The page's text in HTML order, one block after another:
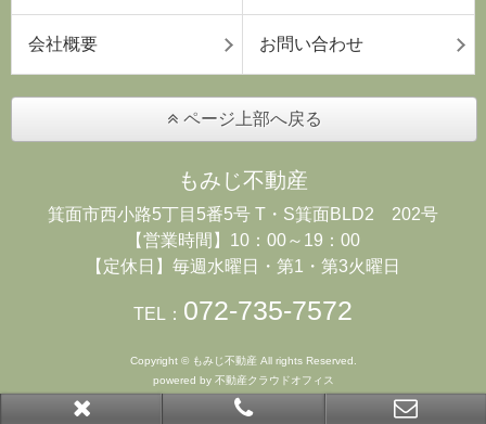
会社概要 お問い合わせ
ページ上部へ戻る
もみじ不動産
箕面市西小路5丁目5番5号 T・S箕面BLD2 202号
【営業時間】10：00～19：00
【定休日】毎週水曜日・第1・第3火曜日
TEL： 072-735-7572
Copyright © もみじ不動産 All rights Reserved.
powered by 不動産クラウドオフィス